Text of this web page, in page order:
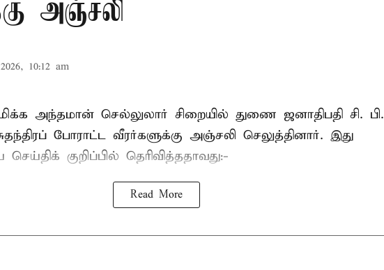
அஞ்சலி
10:12 am
அந்தமான் செல்லுலார் சிறையில் துணை ஜனாதிபதி சி. பி.
போராட்ட வீரர்களுக்கு அஞ்சலி செலுத்தினார். இது
குறிப்பில் தெரிவித்ததாவது:-
Read More